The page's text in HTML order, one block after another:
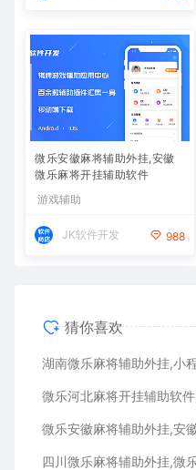
微乐安徽麻将辅助外挂,安徽
微乐麻将开挂辅助软件
游戏辅助
JK软件开发 988
猜你喜欢